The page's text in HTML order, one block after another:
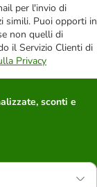
per l'invio di
simili. Puoi opporti in
non quelli di
il Servizio Clienti di
Privacy
sconti e